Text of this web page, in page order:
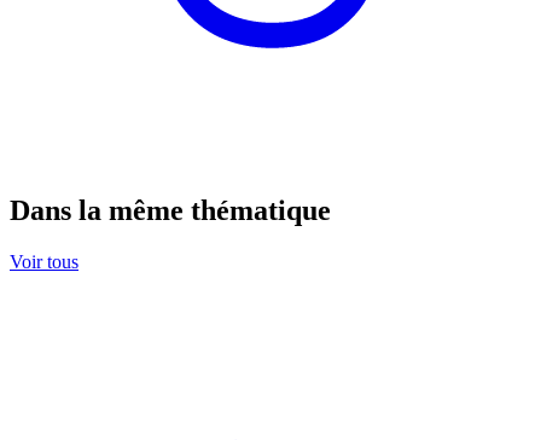
Dans la même thématique
Voir tous